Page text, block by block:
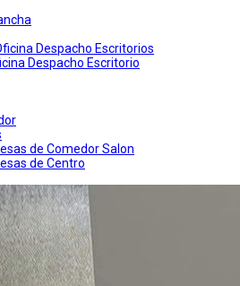
Despacho Escritorios
Despacho Escritorio
de Comedor Salon
de Centro